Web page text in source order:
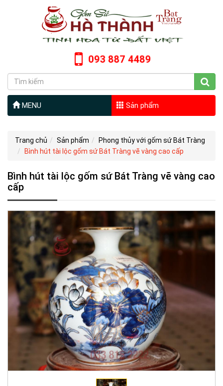
093 887 4489
MENU Sản phẩm
Trang chủ Sản phẩm
Phong thủy với gốm sứ Bát Tràng
Bình hút tài lộc gốm sứ Bát Tràng vẽ vàng cao cấp
Bình hút tài lộc gốm sứ Bát Tràng vẽ vàng cao
cấp